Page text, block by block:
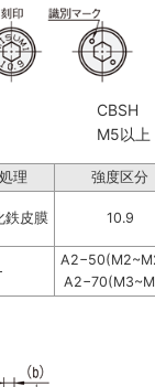
CBSH
M5以上
理
強度区分
鉄皮膜
10.9